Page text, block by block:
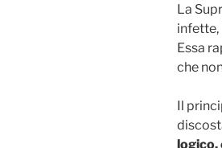
La
infette,
Essa
che
Il
logico,